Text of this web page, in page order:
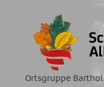
springen
Ortsgruppe
Ortsgruppe
Bartholomä